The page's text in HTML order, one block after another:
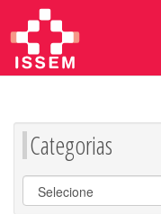
Categorias